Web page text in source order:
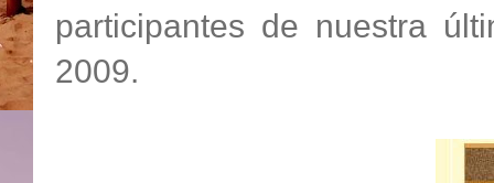
participantes de nuestra
2009.